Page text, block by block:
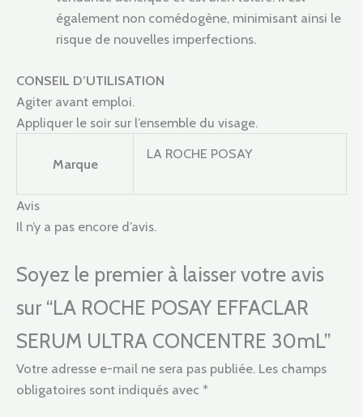
également non comédogène, minimisant ainsi le
risque de nouvelles imperfections.
CONSEIL D’UTILISATION
Agiter avant emploi.
Appliquer le soir sur l’ensemble du visage.
Marque
LA ROCHE POSAY
Avis
Il n’y a pas encore d’avis.
Soyez le premier à laisser votre avis
sur “LA ROCHE POSAY EFFACLAR
SERUM ULTRA CONCENTRE 30mL”
Votre adresse e-mail ne sera pas publiée. Les champs
obligatoires sont indiqués avec *